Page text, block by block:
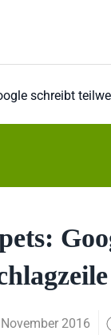
schreibt
2016